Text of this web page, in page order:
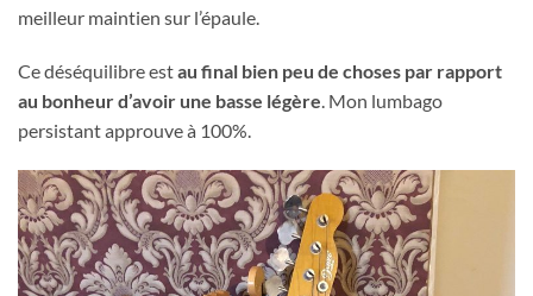
meilleur maintien sur l’épaule.
Ce déséquilibre estau final bien peu de choses par rapport
au bonheur d’avoir une basse légère. Mon lumbago
persistant approuve à 100%.